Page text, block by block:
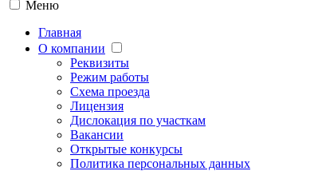
Меню
Главная
О компании
Реквизиты
Режим работы
Схема проезда
Лицензия
Дислокация по участкам
Вакансии
Открытые конкурсы
Политика персональных данных